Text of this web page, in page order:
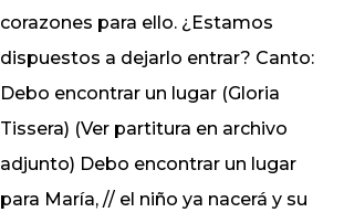
corazones para ello. ¿Estamos
dispuestos a dejarlo entrar? Canto:
Debo encontrar un lugar (Gloria
Tissera) (Ver partitura en archivo
adjunto) Debo encontrar un lugar
para María, // el niño ya nacerá y su